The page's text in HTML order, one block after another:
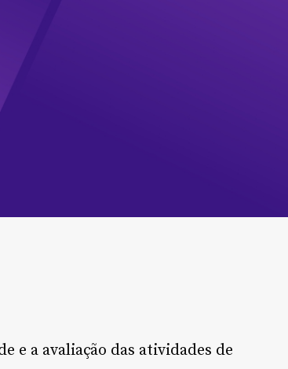
e a avaliação das atividades de